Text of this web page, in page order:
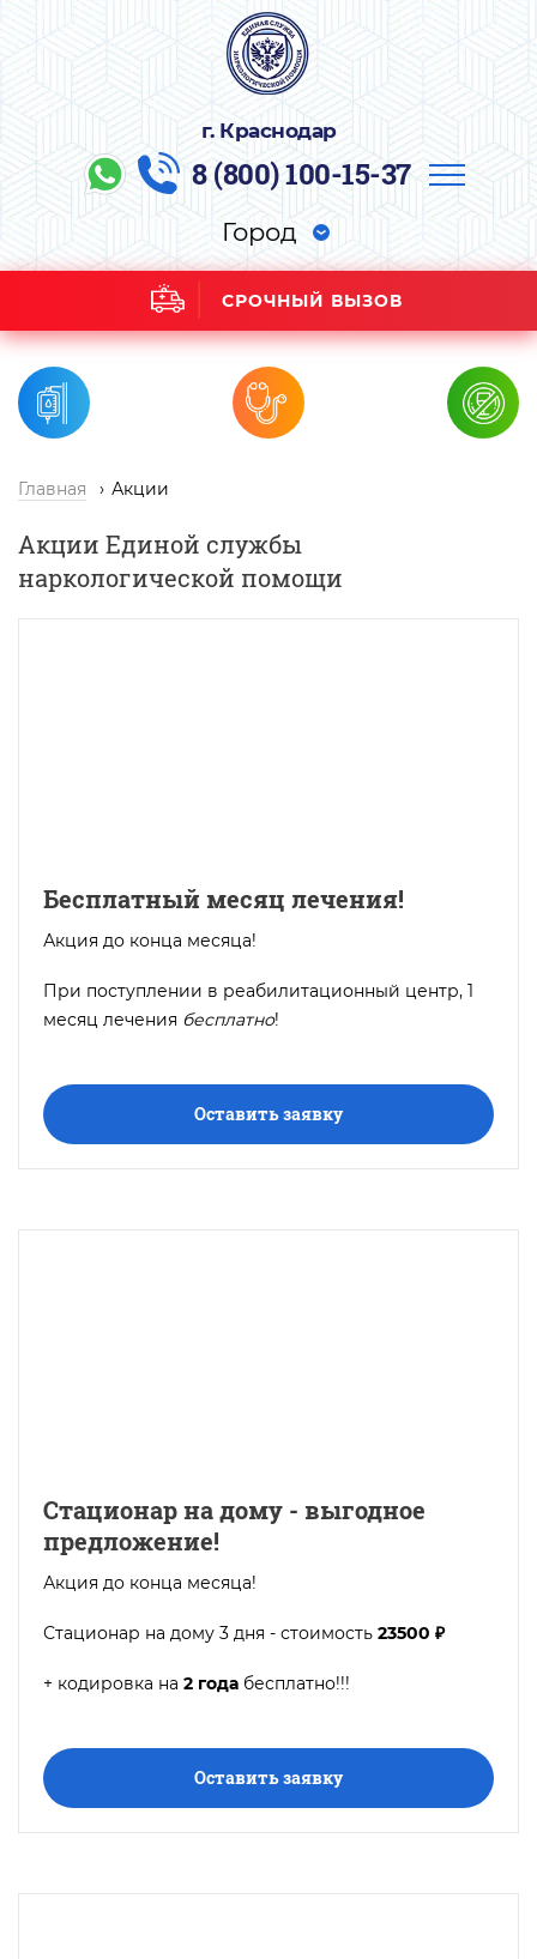
г. Краснодар
8 (800) 100-15-37
Город
СРОЧНЫЙ ВЫЗОВ
Главная Акции
Акции Единой службы
наркологической помощи
Бесплатный месяц лечения!
Акция до конца месяца!
При поступлении в реабилитационный центр, 1
месяц лечения бесплатно!
Оставить заявку
Стационар на дому - выгодное
предложение!
Акция до конца месяца!
Стационар на дому 3 дня - стоимость 23500 ₽
+ кодировка на 2 года бесплатно!!!
Оставить заявку